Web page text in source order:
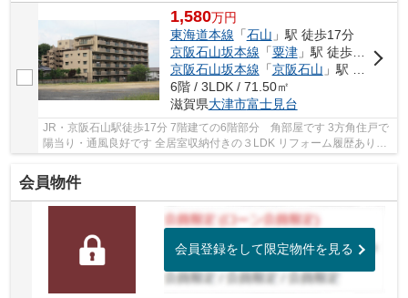
1,580万円
東海道本線 「石山 」駅 徒歩17分
京阪石山坂本線 「粟津」駅 徒歩13分
京阪石山坂本線 「京阪石山 」駅 徒歩17分
6階 / 3LDK / 71.50㎡
滋賀県大津市富士見台
JR・京阪石山駅徒歩17分 7階建ての6階部分 角部屋です 3方角住戸で
陽当り・通風良好です 全居室収納付きの３LDK リフォーム履歴ありま
す
会員物件
会員登録をして限定物件を見る